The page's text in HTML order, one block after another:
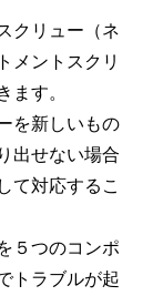
クリュー（ネ
メントスクリ
ます。
を新しいもの
出せない場合
て対応するこ
５つのコンポ
トラブルが起